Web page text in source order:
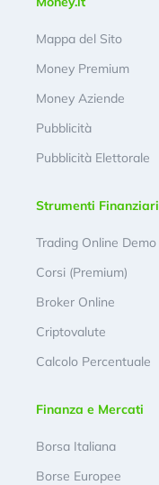
Mappa del Sito
Money Premium
Money Aziende
Pubblicità
Pubblicità Elettorale
Strumenti Finanziari
Trading Online Demo
Corsi (Premium)
Broker Online
Criptovalute
Calcolo Percentuale
Finanza e Mercati
Borsa Italiana
Borse Europee